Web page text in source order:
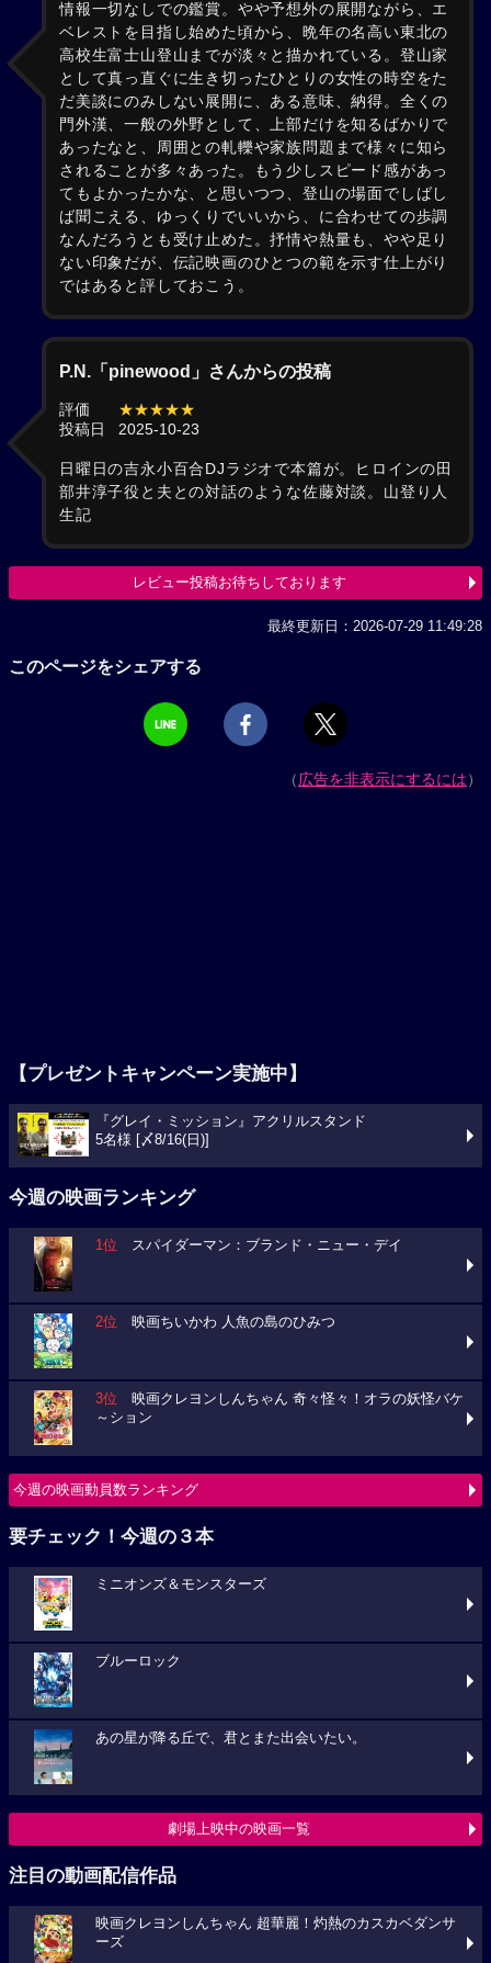
情報一切なしでの鑑賞。やや予想外の展開ながら、エ
ベレストを目指し始めた頃から、晩年の名高い東北の
高校生富士山登山までが淡々と描かれている。登山家
として真っ直ぐに生き切ったひとりの女性の時空をた
だ美談にのみしない展開に、ある意味、納得。全くの
門外漢、一般の外野として、上部だけを知るばかりで
あったなと、周囲との軋轢や家族問題まで様々に知ら
されることが多々あった。もう少しスピード感があっ
てもよかったかな、と思いつつ、登山の場面でしばし
ば聞こえる、ゆっくりでいいから、に合わせての歩調
なんだろうとも受け止めた。抒情や熱量も、やや足り
ない印象だが、伝記映画のひとつの範を示す仕上がり
ではあると評しておこう。
P.N.「pinewood」さんからの投稿
評価
★★★★★
投稿日
2025-10-23
日曜日の吉永小百合DJラジオで本篇が。ヒロインの田
部井淳子役と夫との対話のような佐藤対談。山登り人
生記
レビュー投稿お待ちしております
最終更新日：2026-07-29 11:49:28
このページをシェアする
（広告を非表示にするには）
【プレゼントキャンペーン実施中】
『グレイ・ミッション』アクリルスタンド
5名様 [〆8/16(日)]
今週の映画ランキング
1位 スパイダーマン：ブランド・ニュー・デイ
2位 映画ちいかわ 人魚の島のひみつ
3位 映画クレヨンしんちゃん 奇々怪々！オラの妖怪バケ
～ション
今週の映画動員数ランキング
要チェック！今週の３本
ミニオンズ＆モンスターズ
ブルーロック
あの星が降る丘で、君とまた出会いたい。
劇場上映中の映画一覧
注目の動画配信作品
映画クレヨンしんちゃん 超華麗！灼熱のカスカベダンサ
ーズ